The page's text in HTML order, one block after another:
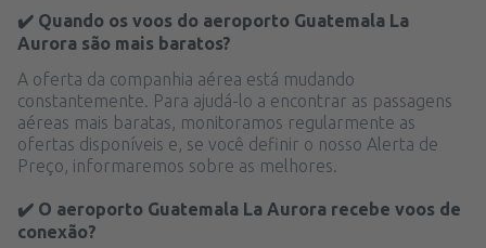
✔️ Quando os voos do aeroporto Guatemala La
Aurora são mais baratos?
A oferta da companhia aérea está mudando
constantemente. Para ajudá-lo a encontrar as passagens
aéreas mais baratas, monitoramos regularmente as
ofertas disponíveis e, se você definir o nosso Alerta de
Preço, informaremos sobre as melhores.
✔️ O aeroporto Guatemala La Aurora recebe voos de
conexão?